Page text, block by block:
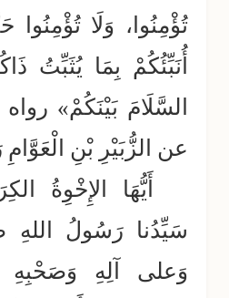
تُؤْمِنُوا، وَلَا تُؤْمِنُوا
أُنَبِّئُكُمْ بِمَا يُثَبِّتُ
السَّلَامَ بَيْنَكُمْ»
عن الزُّبَيْرِ بْنِ
أَيُّهَا الإِخْوِةُ
سَيِّدُنا رَسُولُ اللهِ
وَعلى آلِهِ وَصَحْبِهِ